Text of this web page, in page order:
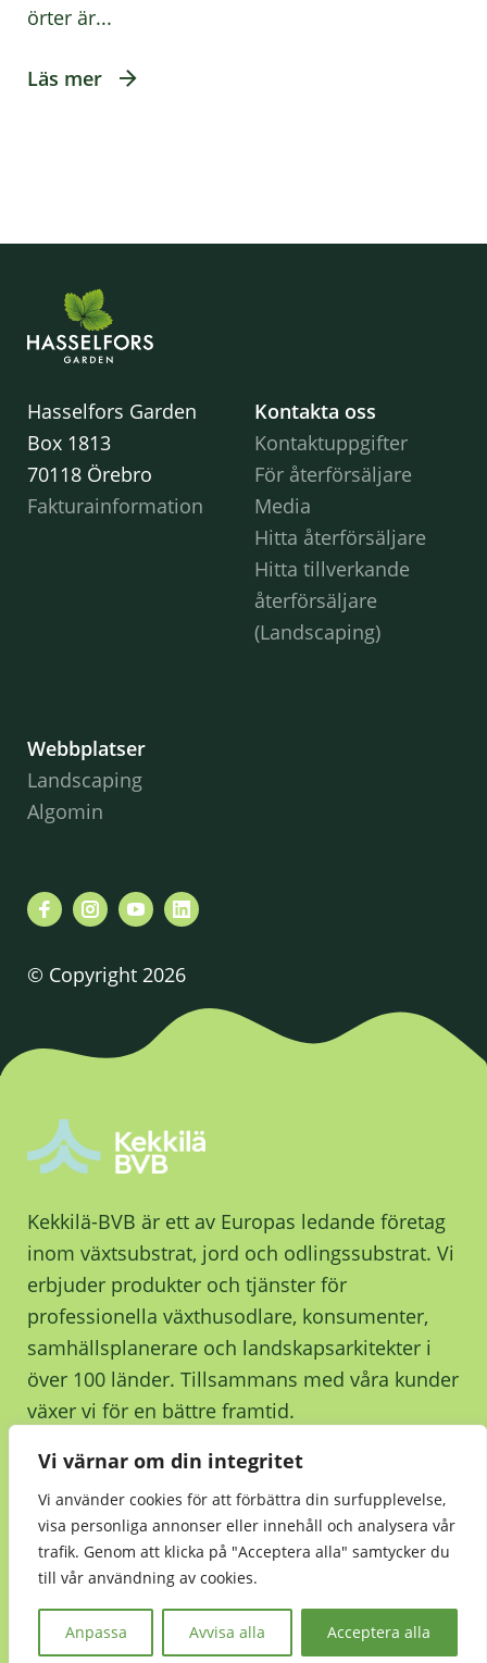
Vi värnar om din integritet
Vi använder cookies för att förbättra din surfupplevelse,
visa personliga annonser eller innehåll och analysera vår
trafik. Genom att klicka på "Acceptera alla" samtycker du
till vår användning av cookies.
Anpassa Avvisa alla Acceptera alla
örter är...
Läs mer
Hasselfors Garden
Box 1813
70118 Örebro
Fakturainformation
Kontakta oss
Kontaktuppgifter
För återförsäljare
Media
Hitta återförsäljare
Hitta tillverkande
återförsäljare
(Landscaping)
Webbplatser
Landscaping
Algomin
© Copyright 2026
Kekkilä-BVB är ett av Europas ledande företag
inom växtsubstrat, jord och odlingssubstrat. Vi
erbjuder produkter och tjänster för
professionella växthusodlare, konsumenter,
samhällsplanerare och landskapsarkitekter i
över 100 länder. Tillsammans med våra kunder
växer vi för en bättre framtid.
Kontakta oss
Hållbarhet•Integritetsmeddelande
BVB Retail